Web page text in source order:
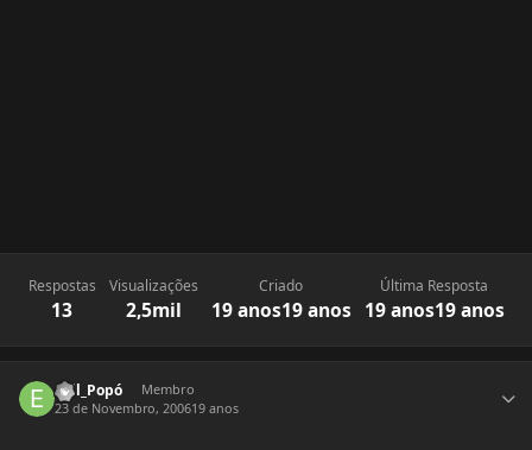
Respostas
13
Visualizações
2,5mil
Criado
19 anos19 anos
Última Resposta
19 anos19 anos
Evil_Popó
Membro
23 de Novembro, 200619 anos